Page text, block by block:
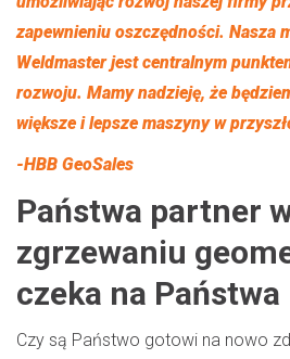
zapewnieniu oszczędności. Nasza
Weldmaster jest centralnym
rozwoju. Mamy nadzieję, że
większe i lepsze maszyny w
-HBB GeoSales
Państwa partner
zgrzewaniu
czeka na Państwa
Czy są Państwo gotowi na nowo